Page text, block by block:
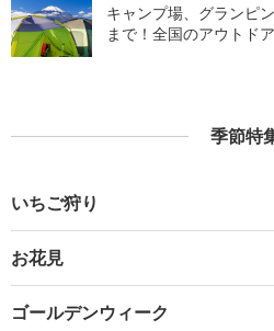
キャンプ場、グランピ
まで！全国のアウトド
季節特
いちご狩り
お花見
ゴールデンウィーク